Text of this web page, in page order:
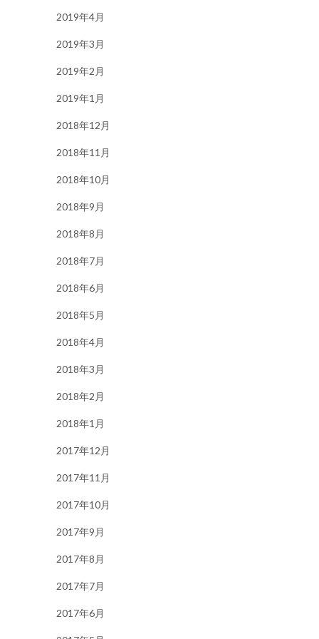
2019年4月
2019年3月
2019年2月
2019年1月
2018年12月
2018年11月
2018年10月
2018年9月
2018年8月
2018年7月
2018年6月
2018年5月
2018年4月
2018年3月
2018年2月
2018年1月
2017年12月
2017年11月
2017年10月
2017年9月
2017年8月
2017年7月
2017年6月